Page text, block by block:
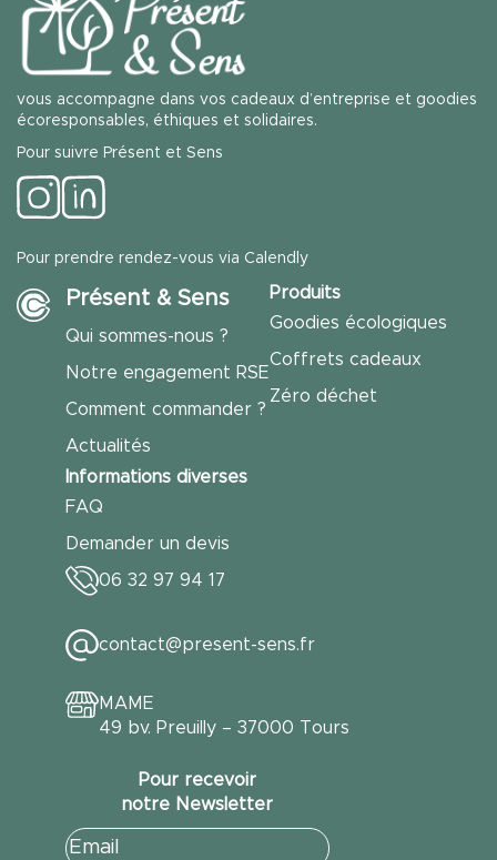
vous accompagne dans vos cadeaux d’entreprise et goodies
écoresponsables, éthiques et solidaires.
Pour suivre Présent et Sens
Pour prendre rendez-vous via Calendly
Présent & Sens
Qui sommes-nous ?
Notre engagement RSE
Comment commander ?
Actualités
Produits
Goodies écologiques
Coffrets cadeaux
Zéro déchet
Informations diverses
FAQ
Demander un devis
06 32 97 94 17
contact@present-sens.fr
MAME
49 bv. Preuilly – 37000 Tours
Pour recevoir
notre Newsletter
E-